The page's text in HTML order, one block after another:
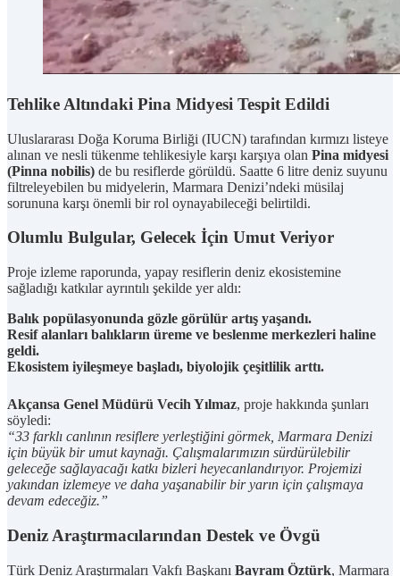
Tehlike Altındaki Pina Midyesi Tespit Edildi
Uluslararası Doğa Koruma Birliği (IUCN) tarafından kırmızı listeye
alınan ve nesli tükenme tehlikesiyle karşı karşıya olan Pina midyesi
(Pinna nobilis) de bu resiflerde görüldü. Saatte 6 litre deniz suyunu
filtreleyebilen bu midyelerin, Marmara Denizi’ndeki müsilaj
sorununa karşı önemli bir rol oynayabileceği belirtildi.
Olumlu Bulgular, Gelecek İçin Umut Veriyor
Proje izleme raporunda, yapay resiflerin deniz ekosistemine
sağladığı katkılar ayrıntılı şekilde yer aldı:
Balık popülasyonunda gözle görülür artış yaşandı.
Resif alanları balıkların üreme ve beslenme merkezleri haline
geldi.
Ekosistem iyileşmeye başladı, biyolojik çeşitlilik arttı.
Akçansa Genel Müdürü Vecih Yılmaz, proje hakkında şunları
söyledi:
“33 farklı canlının resiflere yerleştiğini görmek, Marmara Denizi
için büyük bir umut kaynağı. Çalışmalarımızın sürdürülebilir
geleceğe sağlayacağı katkı bizleri heyecanlandırıyor. Projemizi
yakından izlemeye ve daha yaşanabilir bir yarın için çalışmaya
devam edeceğiz.”
Deniz Araştırmacılarından Destek ve Övgü
Türk Deniz Araştırmaları Vakfı Başkanı Bayram Öztürk, Marmara